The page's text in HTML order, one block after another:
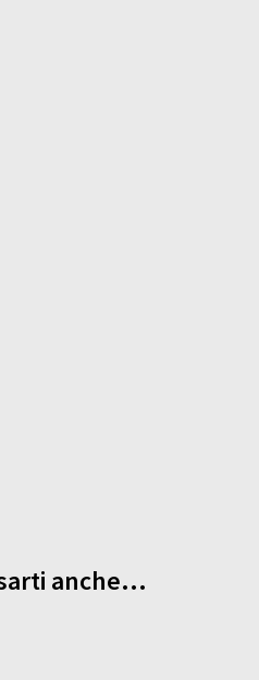
anche...